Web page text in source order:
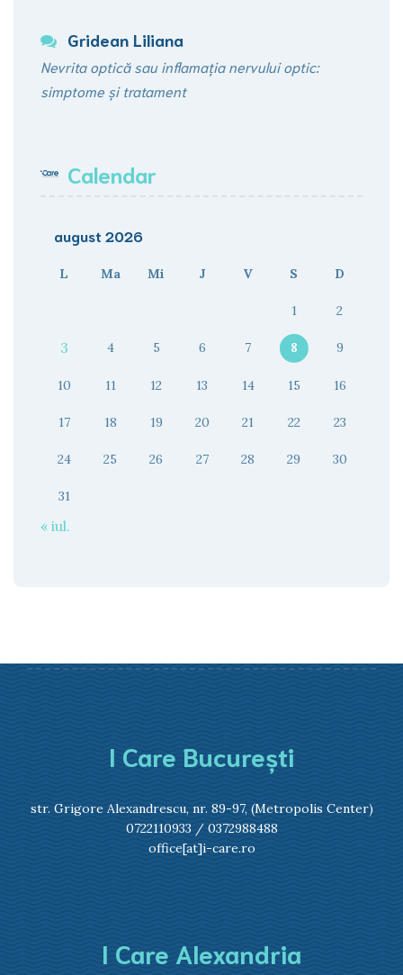
Gridean Liliana
Nevrita optică sau inflamația nervului optic:
simptome și tratament
Calendar
august 2026
L Ma Mi J V S D
1 2
3 4 5 6 7 8 9
10 11 12 13 14 15 16
17 18 19 20 21 22 23
24 25 26 27 28 29 30
31
« iul.
I Care București
str. Grigore Alexandrescu, nr. 89-97, (Metropolis Center)
0722110933 / 0372988488
office[at]i-care.ro
I Care Alexandria